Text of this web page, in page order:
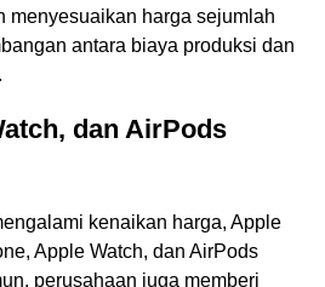
menyesuaikan harga sejumlah
antara biaya produksi dan
dan AirPods
kenaikan harga, Apple
Apple Watch, dan AirPods
perusahaan juga memberi